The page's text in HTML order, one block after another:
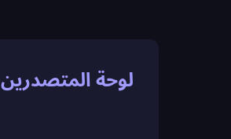
لوحة المتصدرين